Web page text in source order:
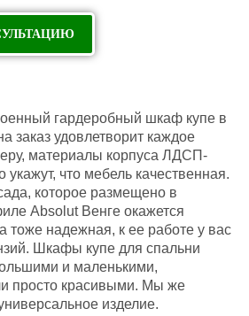
гардеробный шкаф купе в
заказ удовлетворит каждое
материалы корпуса ЛДСП-
укажут, что мебель качественная.
которое размещено в
Absolut Венге окажется
тоже надежная, к ее работе у вас
Шкафы купе для спальни
и маленькими,
просто красивыми. Мы же
изделие.